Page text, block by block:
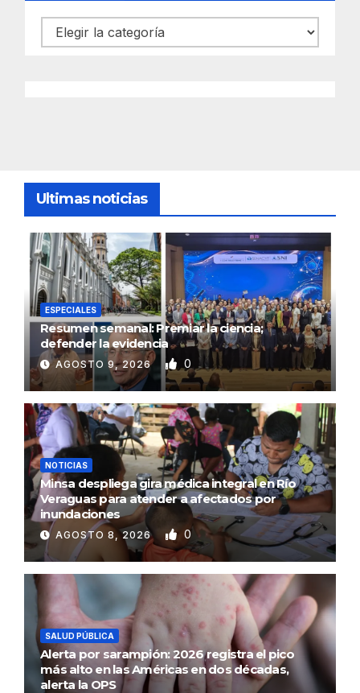
Categorías
Ultimas noticias
ESPECIALES
Resumen semanal: Premiar la ciencia;
defender la evidencia
AGOSTO 9, 2026 0
NOTICIAS
Minsa despliega gira médica integral en Río
Veraguas para atender a afectados por
inundaciones
AGOSTO 8, 2026 0
SALUD PÚBLICA
Alerta por sarampión: 2026 registra el pico
más alto en las Américas en dos décadas,
alerta la OPS